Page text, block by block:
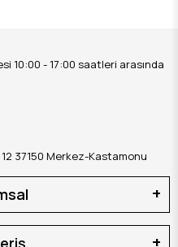
10:00 - 17:00 saatleri arasında
37150 Merkez-Kastamonu